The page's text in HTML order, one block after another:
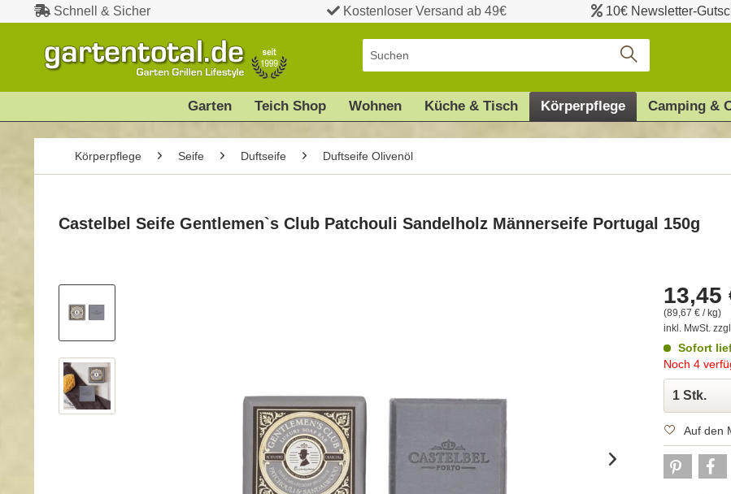
Schnell & Sicher Kostenloser Versand ab 49€ 10€ Newsletter-
Garten Teich Shop Wohnen Küche & Tisch Körperpflege Camping &
Körperpflege Seife Duftseife Duftseife Olivenöl
Castelbel Seife Gentlemen`s Club Patchouli Sandelholz Männerseife Portugal 150g
13,45
(89,67 € / kg)
inkl. MwSt.
Sofort
Noch 4
Auf den